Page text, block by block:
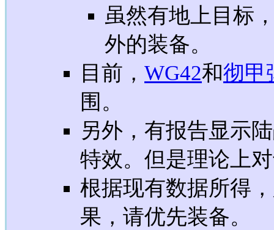
虽然有地上目标
外的装备。
目前， WG42和彻甲
围。
另外，有报告显示
特效。但是理论上
根据现有数据所得
果，请优先装备。